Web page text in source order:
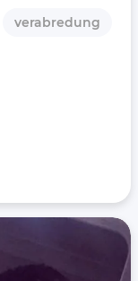
verabredung